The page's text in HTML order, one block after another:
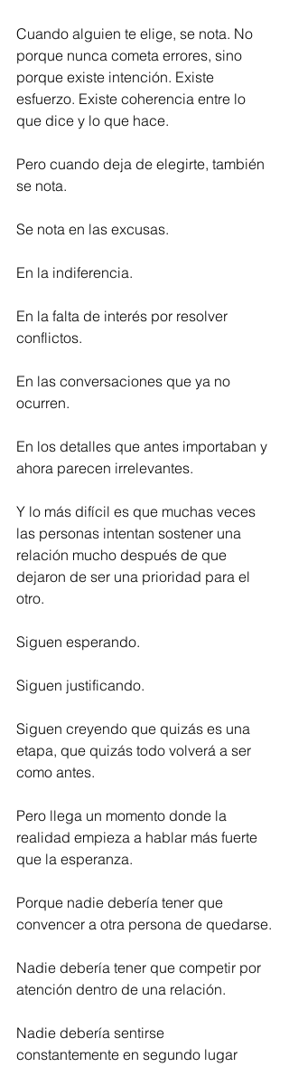
Cuando alguien te elige, se nota. No
porque nunca cometa errores, sino
porque existe intención. Existe
esfuerzo. Existe coherencia entre lo
que dice y lo que hace.
Pero cuando deja de elegirte, también
se nota.
Se nota en las excusas.
En la indiferencia.
En la falta de interés por resolver
conflictos.
En las conversaciones que ya no
ocurren.
En los detalles que antes importaban y
ahora parecen irrelevantes.
Y lo más difícil es que muchas veces
las personas intentan sostener una
relación mucho después de que
dejaron de ser una prioridad para el
otro.
Siguen esperando.
Siguen justificando.
Siguen creyendo que quizás es una
etapa, que quizás todo volverá a ser
como antes.
Pero llega un momento donde la
realidad empieza a hablar más fuerte
que la esperanza.
Porque nadie debería tener que
convencer a otra persona de quedarse.
Nadie debería tener que competir por
atención dentro de una relación.
Nadie debería sentirse
constantemente en segundo lugar